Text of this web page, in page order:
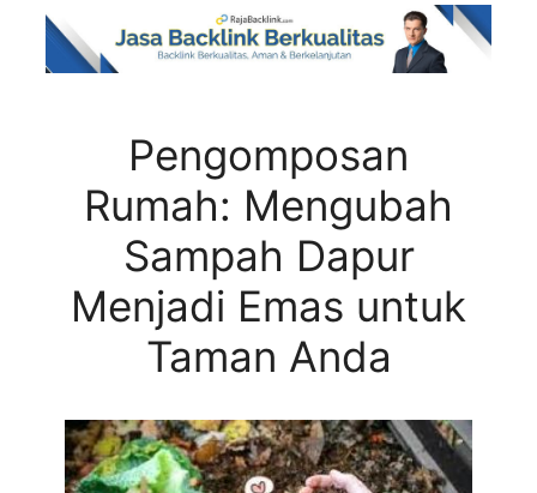
Pengomposan
Rumah: Mengubah
Sampah Dapur
Menjadi Emas untuk
Taman Anda